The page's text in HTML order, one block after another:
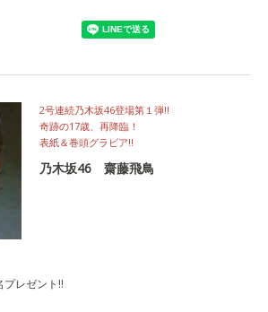
2号連続乃木坂46登場第１弾!!
奇跡の17歳、再降臨！
表紙＆巻頭グラビア!!
乃木坂46 齋藤飛鳥
レゼント!!